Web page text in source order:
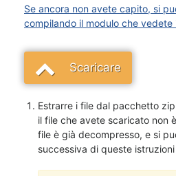
Se ancora non avete capito, si
compilando il modulo che vedete
Scaricare
Estrarre i file dal pacchetto
il file che avete scaricato non
file è già decompresso, e si
successiva di queste